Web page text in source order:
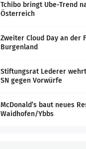
Tchibo bringt Ube-Trend
Österreich
Zweiter Cloud Day an der
Burgenland
Stiftungsrat Lederer
SN gegen Vorwürfe
McDonald’s baut neues
Waidhofen/Ybbs